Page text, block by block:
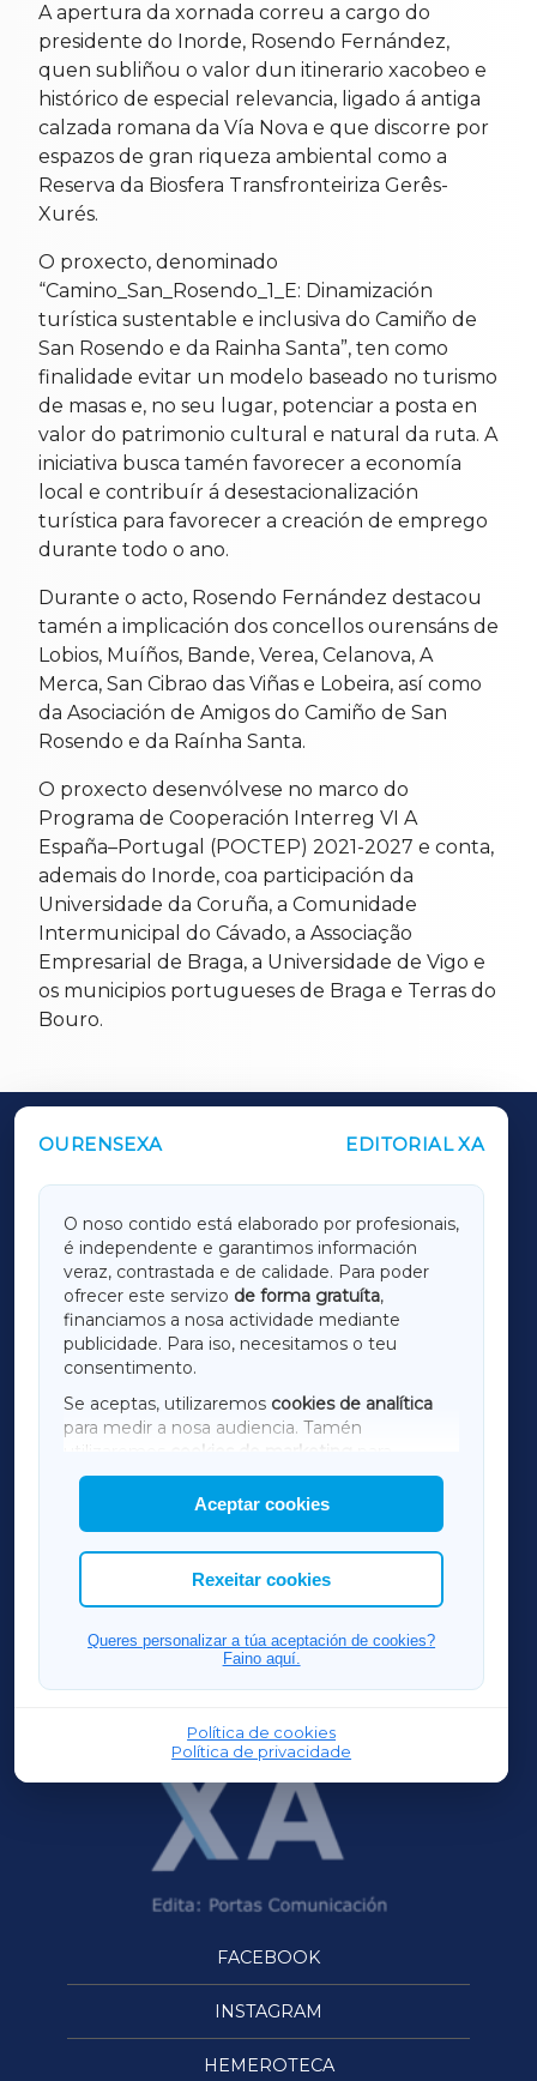
A apertura da xornada correu a cargo do
presidente do Inorde, Rosendo Fernández,
quen subliñou o valor dun itinerario xacobeo e
histórico de especial relevancia, ligado á antiga
calzada romana da Vía Nova e que discorre por
espazos de gran riqueza ambiental como a
Reserva da Biosfera Transfronteiriza Gerês-
Xurés.
O proxecto, denominado
“Camino_San_Rosendo_1_E: Dinamización
turística sustentable e inclusiva do Camiño de
San Rosendo e da Rainha Santa”, ten como
finalidade evitar un modelo baseado no turismo
de masas e, no seu lugar, potenciar a posta en
valor do patrimonio cultural e natural da ruta. A
iniciativa busca tamén favorecer a economía
local e contribuír á desestacionalización
turística para favorecer a creación de emprego
durante todo o ano.
Durante o acto, Rosendo Fernández destacou
tamén a implicación dos concellos ourensáns de
Lobios, Muíños, Bande, Verea, Celanova, A
Merca, San Cibrao das Viñas e Lobeira, así como
da Asociación de Amigos do Camiño de San
Rosendo e da Raínha Santa.
O proxecto desenvólvese no marco do
Programa de Cooperación Interreg VI A
España–Portugal (POCTEP) 2021-2027 e conta,
ademais do Inorde, coa participación da
Universidade da Coruña, a Comunidade
Intermunicipal do Cávado, a Associação
Empresarial de Braga, a Universidade de Vigo e
os municipios portugueses de Braga e Terras do
Bouro.
OURENSEXA EDITORIAL XA
O noso contido está elaborado por profesionais,
é independente e garantimos información
veraz, contrastada e de calidade. Para poder
ofrecer este servizo de forma gratuíta,
financiamos a nosa actividade mediante
publicidade. Para iso, necesitamos o teu
consentimento.
Se aceptas, utilizaremos cookies de analítica
para medir a nosa audiencia. Tamén
utilizaremos
cookies de marketing
mostrar publicidade de terceiros.
Así mesmo, podes personalizar a elección das
cookies que desexas permitir.
Aceptar cookies
Rexeitar cookies
Queres personalizar a túa aceptación de cookies?
Faino aquí.
Política de cookies
Política de privacidade
OUTROS PERIÓDICOS
LUGOXA
TERRACHAXA
AMARIÑAXA
RIBEIRASACRAXA
ACORUÑAXA
FERROLXA
OURENSEXA
FACEBOOK
INSTAGRAM
HEMEROTECA